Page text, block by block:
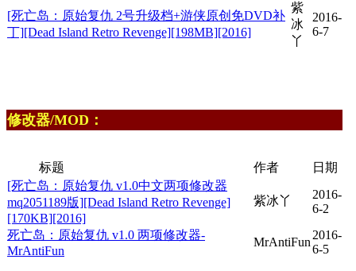
[死亡岛：原始复仇 2号升级档+游侠原创免DVD补
丁][Dead Island Retro Revenge][198MB][2016]
紫
冰
丫
2016-
6-7
修改器/MOD：
标题 作者
日期
[死亡岛：原始复仇 v1.0中文两项修改器
mq2051189版][Dead Island Retro Revenge]
[170KB][2016]
紫冰丫
2016-
6-2
死亡岛：原始复仇 v1.0 两项修改器-
MrAntiFun
MrAntiFun
2016-
6-5